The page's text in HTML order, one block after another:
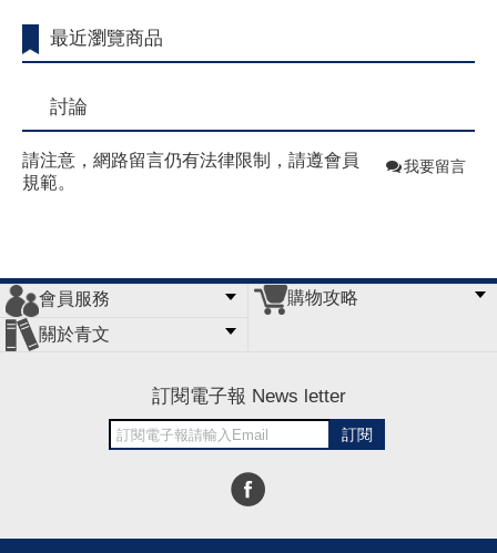
最近瀏覽商品
討論
請注意，網路留言仍有法律限制，請遵會員
規範。
我要留言
會員服務
會員辦法
客服信箱
隱私條款
網站導覽
購物攻略
關於青文
訂閱電子報 News letter
訂閱